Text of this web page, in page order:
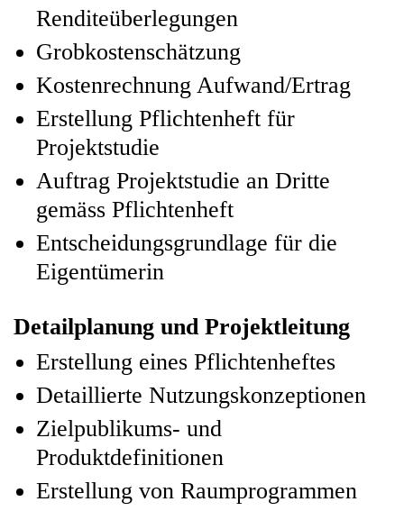
Renditeüberlegungen
Grobkostenschätzung
Kostenrechnung Aufwand/Ertrag
Erstellung Pflichtenheft für
Projektstudie
Auftrag Projektstudie an Dritte
gemäss Pflichtenheft
Entscheidungsgrundlage für die
Eigentümerin
Detailplanung und Projektleitung
Erstellung eines Pflichtenheftes
Detaillierte Nutzungskonzeptionen
Zielpublikums- und
Produktdefinitionen
Erstellung von Raumprogrammen